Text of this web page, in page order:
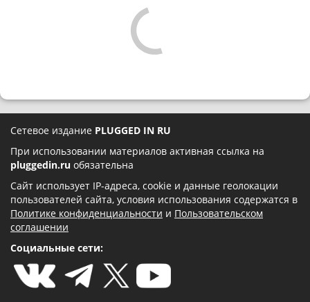
Сетевое издание PLUGGED IN RU
При использовании материалов активная ссылка на
pluggedin.ru обязательна
Сайт использует IP-адреса, cookie и данные геолокации
пользователей сайта, условия использования содержатся в
Политике конфиденциальности и Пользовательском
соглашении
Социальные сети: